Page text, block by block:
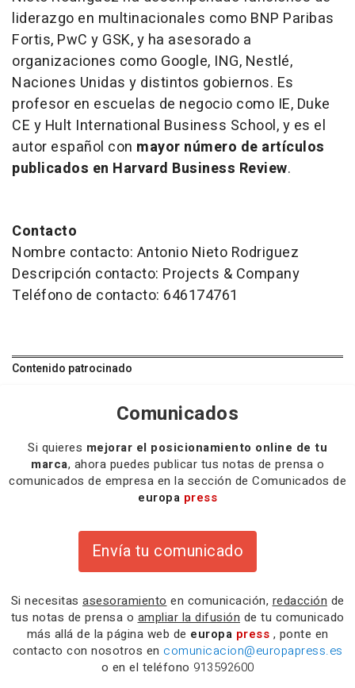
liderazgo en multinacionales como BNP Paribas
Fortis, PwC y GSK, y ha asesorado a
organizaciones como Google, ING, Nestlé,
Naciones Unidas y distintos gobiernos. Es
profesor en escuelas de negocio como IE, Duke
CE y Hult International Business School, y es el
autor español con mayor número de artículos
publicados en Harvard Business Review.
Contacto
Nombre contacto: Antonio Nieto Rodriguez
Descripción contacto: Projects & Company
Teléfono de contacto: 646174761
Contenido patrocinado
Comunicados
Si quieres mejorar el posicionamiento online de tu
marca, ahora puedes publicar tus notas de prensa o
comunicados de empresa en la sección de Comunicados de
europa press
Envía tu comunicado
Si necesitas asesoramiento en comunicación, redacción de
tus notas de prensa o ampliar la difusión de tu comunicado
más allá de la página web de europa press , ponte en
contacto con nosotros en comunicacion@europapress.es
o en el teléfono 913592600